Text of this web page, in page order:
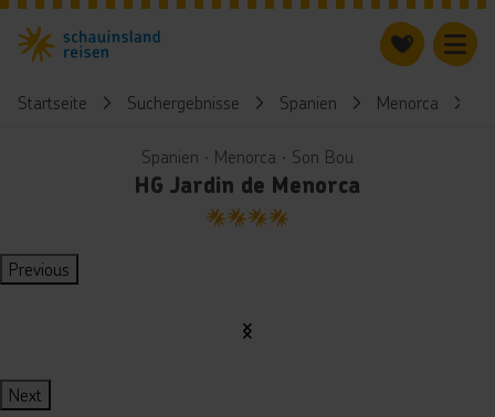
Startseite Suchergebnisse Spanien Menorca
Spanien ∙ Menorca ∙ Son Bou
HG Jardin de Menorca
4
Previous
Next